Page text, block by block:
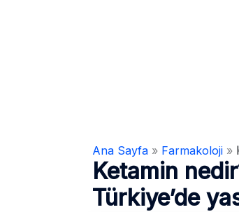
Ana Sayfa » Farmakoloji »
Ketamin
Türkiye’de